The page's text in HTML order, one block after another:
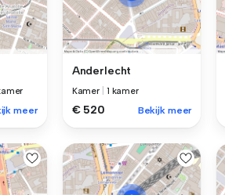
meer
Anderlecht
Kamer 1 kamer
€ 520 Bekijk meer